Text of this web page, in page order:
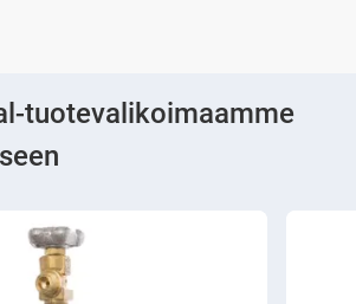
tuotevalikoimaamme